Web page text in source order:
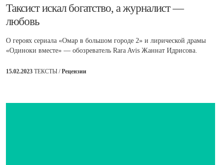
​Таксист искал богатство, а журналист —
любовь
О героях сериала «Омар в большом городе 2» и лирической драмы
«Одиноки вместе» — обозреватель Rara Avis Жаннат Идрисова.
15.02.2023 ТЕКСТЫ /Рецензии